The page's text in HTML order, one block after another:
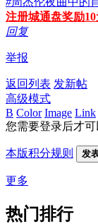
注册城通盘奖励10
回复
举报
返回列表 发新帖
高级模式
B Color Image Link
您需要登录后才
本版积分规则 发
更多
热门排行